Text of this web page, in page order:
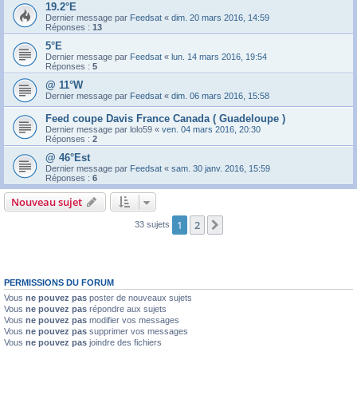
19.2°E
Dernier message par Feedsat « dim. 20 mars 2016, 14:59
Réponses : 13
5°E
Dernier message par Feedsat « lun. 14 mars 2016, 19:54
Réponses : 5
@ 11°W
Dernier message par Feedsat « dim. 06 mars 2016, 15:58
Feed coupe Davis France Canada ( Guadeloupe )
Dernier message par lolo59 « ven. 04 mars 2016, 20:30
Réponses : 2
@ 46°Est
Dernier message par Feedsat « sam. 30 janv. 2016, 15:59
Réponses : 6
Nouveau sujet
33 sujets 1 2
PERMISSIONS DU FORUM
Vous ne pouvez pas poster de nouveaux sujets
Vous ne pouvez pas répondre aux sujets
Vous ne pouvez pas modifier vos messages
Vous ne pouvez pas supprimer vos messages
Vous ne pouvez pas joindre des fichiers